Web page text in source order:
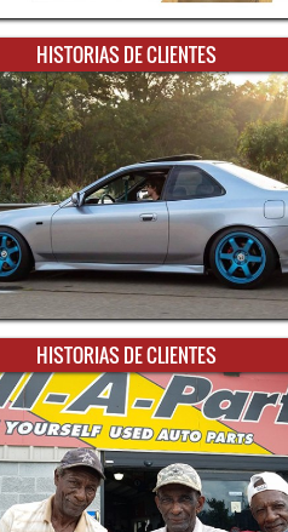
HISTORIAS DE CLIENTES
HISTORIAS DE CLIENTES